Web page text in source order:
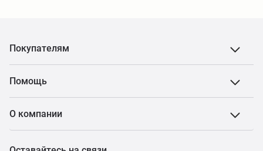
Покупателям
Помощь
О компании